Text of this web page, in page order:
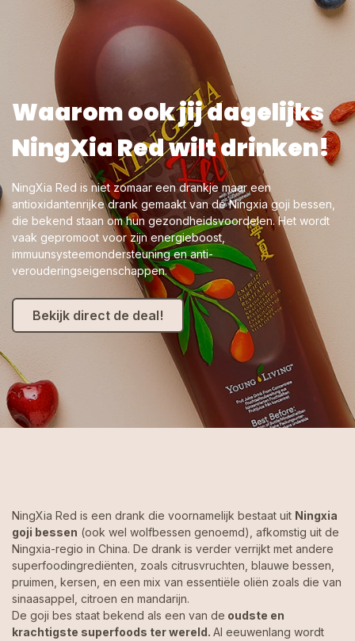
Waarom ook jij dagelijks
NingXia Red wilt drinken!
NingXia Red is niet zomaar een drankje maar een
antioxidantenrijke drank gemaakt van de Ningxia goji bessen,
die bekend staan om hun gezondheidsvoordelen. Het wordt
vaak gepromoot voor zijn energieboost,
immuunsysteemondersteuning en anti-
verouderingseigenschappen.
Bekijk direct de deal!
NingXia Red is een drank die voornamelijk bestaat uit Ningxia
goji bessen (ook wel wolfbessen genoemd), afkomstig uit de
Ningxia-regio in China. De drank is verder verrijkt met andere
superfoodingrediënten, zoals citrusvruchten, blauwe bessen,
pruimen, kersen, en een mix van essentiële oliën zoals die van
sinaasappel, citroen en mandarijn.
De goji bes staat bekend als een van de oudste en
krachtigste superfoods ter wereld. Al eeuwenlang wordt